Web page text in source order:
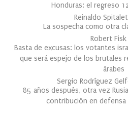
Honduras: el regreso
Reinaldo
La sospecha como otra
Robert Fisk
Basta de excusas: los votantes
que será espejo de los brutales
árabes
Sergio Rodríguez
85 años después, otra vez
contribución en defensa